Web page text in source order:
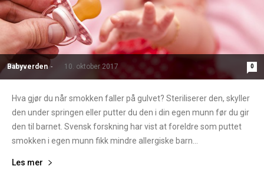
Babyverden - 10. oktober 2017 0
Hva gjør du når smokken faller på gulvet? Steriliserer den, skyller
den under springen eller putter du den i din egen munn før du gir
den til barnet. Svensk forskning har vist at foreldre som puttet
smokken i egen munn fikk mindre allergiske barn...
Les mer